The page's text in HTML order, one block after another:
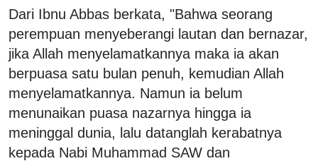
Dari Ibnu Abbas berkata, "Bahwa seorang
perempuan menyeberangi lautan dan bernazar,
jika Allah menyelamatkannya maka ia akan
berpuasa satu bulan penuh, kemudian Allah
menyelamatkannya. Namun ia belum
menunaikan puasa nazarnya hingga ia
meninggal dunia, lalu datanglah kerabatnya
kepada Nabi Muhammad SAW dan